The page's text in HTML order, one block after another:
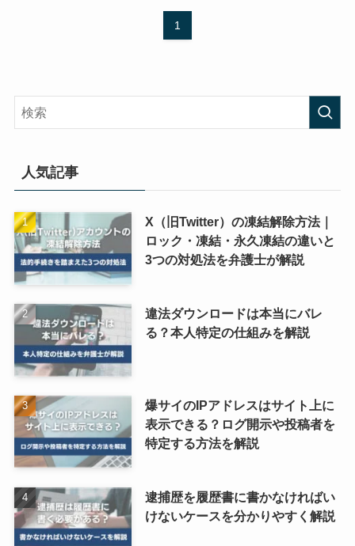
1
人気記事
X（旧Twitter）の凍結解除方法｜
ロック・凍結・永久凍結の違いと
3つの対処法を弁護士が解説
違法ダウンロードは本当にバレ
る？本人特定の仕組みを解説
爆サイのIPアドレスはサイト上に
表示できる？ログ開示や投稿者を
特定する方法を解説
逮捕歴を履歴書に書かなければい
けないケースを分かりやすく解説